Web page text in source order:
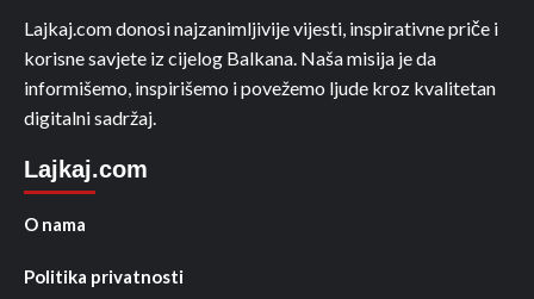
Lajkaj.com donosi najzanimljivije vijesti, inspirativne priče i
korisne savjete iz cijelog Balkana. Naša misija je da
informišemo, inspirišemo i povežemo ljude kroz kvalitetan
digitalni sadržaj.
Lajkaj.com
O nama
Politika privatnosti